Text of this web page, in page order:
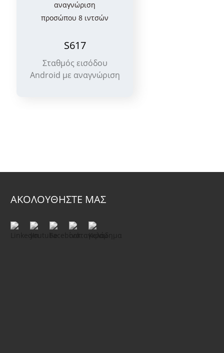
S617
Σταθμός εισόδου
Android με αναγνώριση
ΑΚΟΛΟΥΘΗΣΤΕ ΜΑΣ